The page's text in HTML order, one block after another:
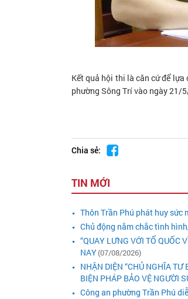
Kết quả hội thi là căn cứ để
phường Sông Trí vào ngày 21/
Chia sẻ:
TIN MỚI
Thôn Trần Phú phát huy sức
Chủ động nắm chắc tình
“QUAY LƯNG VỚI TỔ QUỐC
NAY(07/08/2026)
NHẬN DIỆN “CHỦ NGHĨA
BIỆN PHÁP BẢO VỆ NGƯỜI
Công an phường Trần Phú